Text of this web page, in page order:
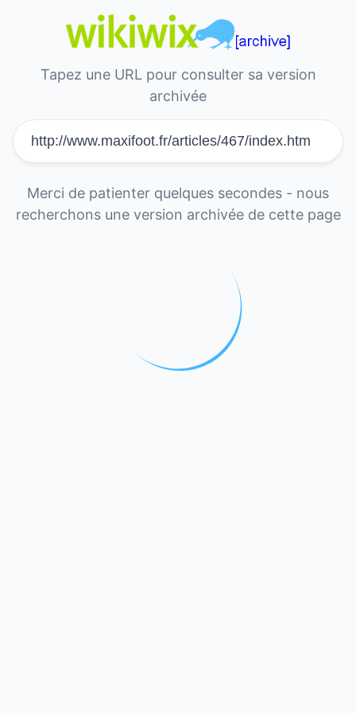
Tapez une URL pour consulter sa version
archivée
Merci de patienter quelques secondes - nous
recherchons une version archivée de cette page